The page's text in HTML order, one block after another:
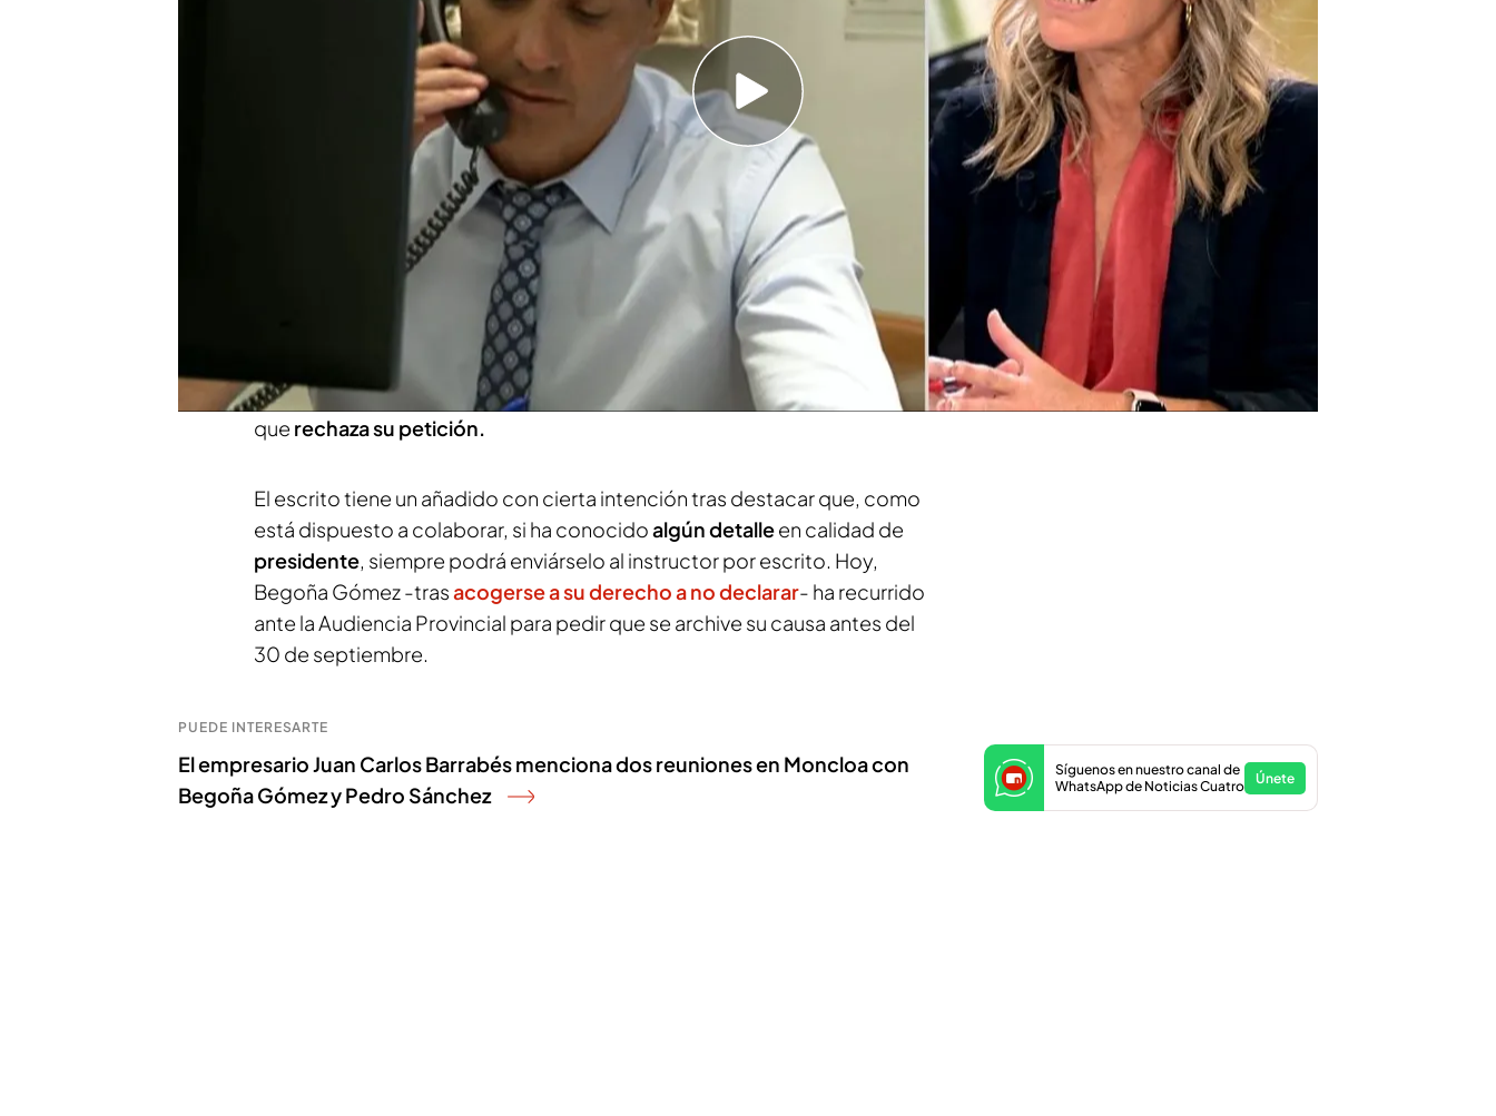
Provincial para pedir que se archive la causa
La reacción de la defensa de Begoña Gómez a la citación de Pedro
Sánchez: los errores del juez Peinado
El presidente del Gobierno,Pedro Sánchez , ya ha obtenido una respuesta
declarar por escrito como testigo en elcaso de Begoña
Según informa Isabel Sanz juez Carlos del Valle-que está
sustituyendo a Juan Carlos Peinado- dice que el magistrado sabe lo que
hace y que tiene muy claro que le puede interrogar personalmente, por lo
que rechaza su petición.
El escrito tiene un añadido con cierta intención tras destacar que, como
está dispuesto a colaborar, si ha conocidoalgún detalleen calidad de
presidente, siempre podrá enviárselo al instructor por escrito. Hoy,
Begoña Gómez -trasacogerse a su derecho a no declarar- ha recurrido
ante la Audiencia Provincial para pedir que se archive su causa antes del
30 de septiembre.
PUEDE INTERESARTE
El empresario Juan Carlos Barrabés menciona dos reuniones en Moncloa con
Begoña Gómez y Pedro Sánchez
Síguenos en nuestro canal de
WhatsApp de Noticias Cuatro
Únete